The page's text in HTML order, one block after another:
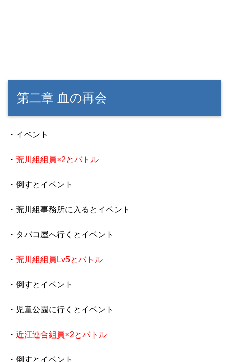
第二章 血の再会
・イベント
・ 荒川組組員×2とバトル
・倒すとイベント
・荒川組事務所に入るとイベント
・タバコ屋へ行くとイベント
・ 荒川組組員Lv5とバトル
・倒すとイベント
・児童公園に行くとイベント
・ 近江連合組員×2とバトル
・倒すとイベント